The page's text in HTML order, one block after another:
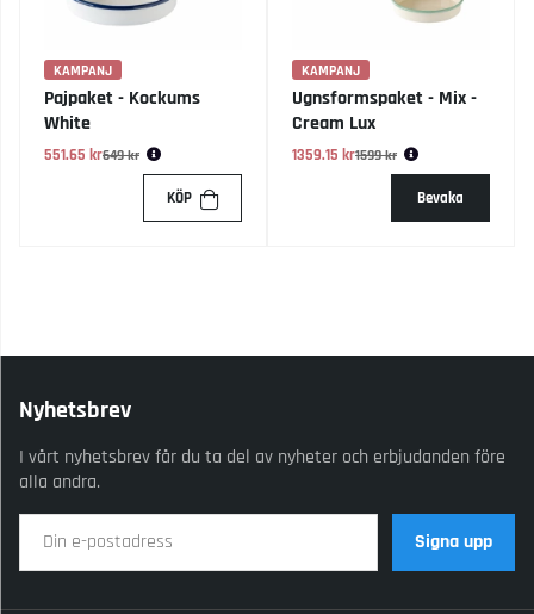
KAMPANJ
Pajpaket - Kockums
White
551.65 kr
Ordinarie pris:
649 kr
KÖP
KAMPANJ
Ugnsformspaket - Mix -
Cream Lux
1359.15 kr
Ordinarie pris:
1599 kr
Bevaka
Nyhetsbrev
I vårt nyhetsbrev får du ta del av nyheter och erbjudanden före
alla andra.
Signa upp